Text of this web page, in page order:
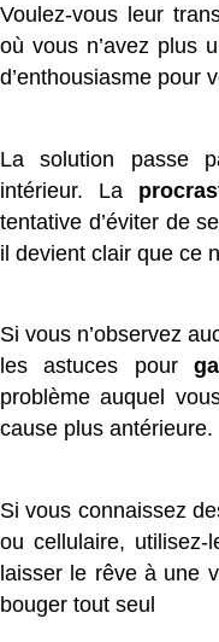
Voulez-vous leur
où vous n’avez plus
d’enthousiasme pour
La solution passe
intérieur. La
tentative d’éviter de
il devient clair que ce
Si vous n’observez
les astuces pour
problème auquel
cause plus antérieure.
Si vous connaissez
ou cellulaire,
laisser le rêve à une
bouger tout seul